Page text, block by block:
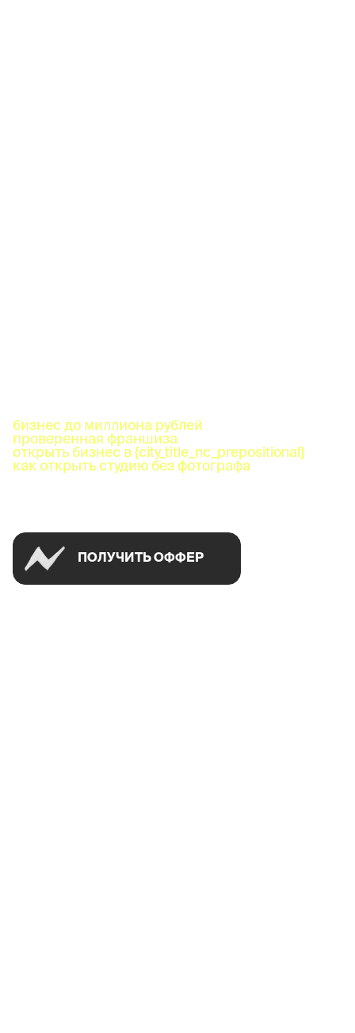
бизнес до миллиона рублей
проверенная франшиза
открыть бизнес в {city_title_nc_prepositional}
как открыть студию без фотографа
ПОЛУЧИТЬ ОФФЕР